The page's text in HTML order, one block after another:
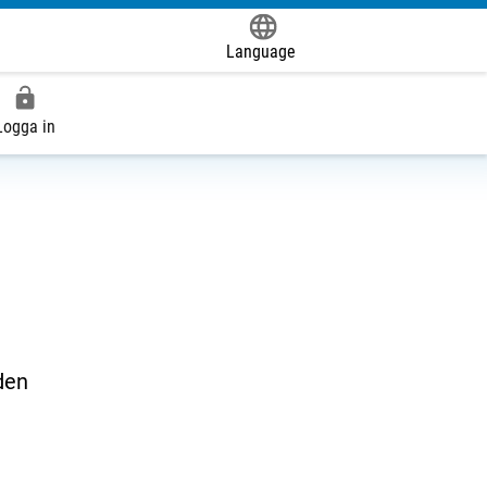
Language
in